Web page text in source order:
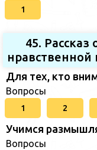
1
45.
нравственной
Для тех, кто
Вопросы
1 2
Учимся
Вопросы